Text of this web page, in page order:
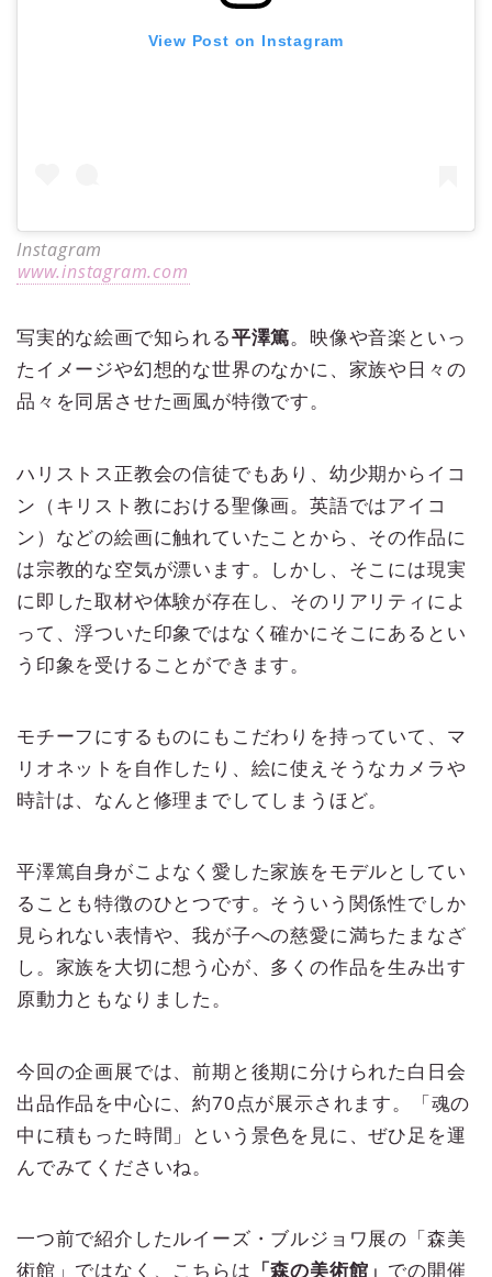
View Post on Instagram
Instagram
www.instagram.com
写実的な絵画で知られる平澤篤。映像や音楽といっ
たイメージや幻想的な世界のなかに、家族や日々の
品々を同居させた画風が特徴です。
ハリストス正教会の信徒でもあり、幼少期からイコ
ン（キリスト教における聖像画。英語ではアイコ
ン）などの絵画に触れていたことから、その作品に
は宗教的な空気が漂います。しかし、そこには現実
に即した取材や体験が存在し、そのリアリティによ
って、浮ついた印象ではなく確かにそこにあるとい
う印象を受けることができます。
モチーフにするものにもこだわりを持っていて、マ
リオネットを自作したり、絵に使えそうなカメラや
時計は、なんと修理までしてしまうほど。
平澤篤自身がこよなく愛した家族をモデルとしてい
ることも特徴のひとつです。そういう関係性でしか
見られない表情や、我が子への慈愛に満ちたまなざ
し。家族を大切に想う心が、多くの作品を生み出す
原動力ともなりました。
今回の企画展では、前期と後期に分けられた白日会
出品作品を中心に、約70点が展示されます。「魂の
中に積もった時間」という景色を見に、ぜひ足を運
んでみてくださいね。
一つ前で紹介したルイーズ・ブルジョワ展の「森美
術館」ではなく、こちらは 「森の美術館」 での開催